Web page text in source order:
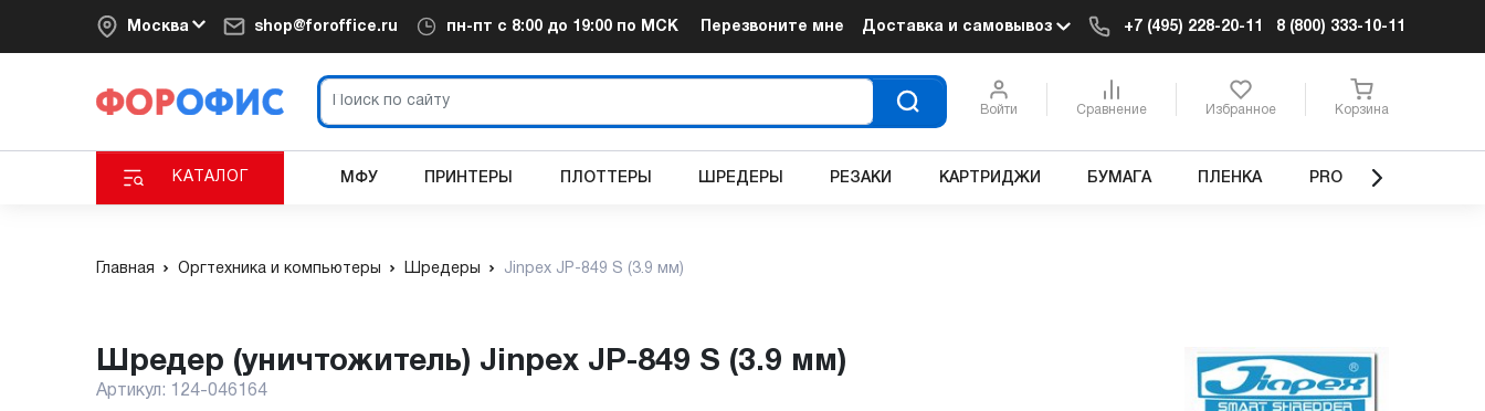
Москва shop@foroffice.ru пн-пт с 8:00 до 19:00 по МСК Перезвоните мне Доставка и самовывоз +7 (495) 228-20-11 8 (800) 333-10-11
Войти Сравнение Избранное Корзина
КАТАЛОГ МФУ ПРИНТЕРЫ ПЛОТТЕРЫ ШРЕДЕРЫ РЕЗАКИ КАРТРИДЖИ БУМАГА ПЛЕНКА PRO
Главная Оргтехника и компьютеры Шредеры Jinpex JP-849 S (3.9 мм)
Шредер (уничтожитель) Jinpex JP-849 S (3.9 мм)
Артикул: 124-046164